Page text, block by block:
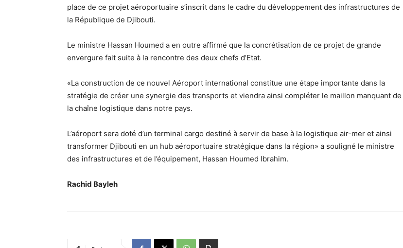
place de ce projet aéroportuaire s’inscrit dans le cadre du développement des infrastructures de
la République de Djibouti.
Le ministre Hassan Houmed a en outre affirmé que la concrétisation de ce projet de grande
envergure fait suite à la rencontre des deux chefs d’Etat.
«La construction de ce nouvel Aéroport international constitue une étape importante dans la
stratégie de créer une synergie des transports et viendra ainsi compléter le maillon manquant de
la chaîne logistique dans notre pays.
L’aéroport sera doté d’un terminal cargo destiné à servir de base à la logistique air-mer et ainsi
transformer Djibouti en un hub aéroportuaire stratégique dans la région» a souligné le ministre
des infrastructures et de l’équipement, Hassan Houmed Ibrahim.
Rachid Bayleh